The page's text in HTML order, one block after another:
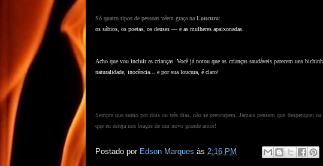
Só quatro tipos de pessoas vêem graça na Loucura:
os sábios, os poetas, os deuses — e as mulheres apaixonadas.
Acho que vou incluir as crianças. Você já notou que as crianças saudáveis parecem uns
naturalidade, inocência... e por sua loucura, é claro!
Sempre que sumo por dois ou três dias, não se preocupem. Jamais pensem que despenquei
que eu esteja nos braços de um novo grande amor!
Postado por Edson Marques às 2:16 PM